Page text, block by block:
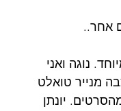
אחר..
במיוחד. נוגה ואני
מנייר טואלט
יונתן